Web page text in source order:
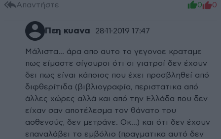
Απαντήστε 0 0
Πεη κυανα 28·11·2019 17:47
Μάλιστα... άρα απο αυτο το γεγονοε κραταμε
πως είμαστε σίγουροι ότι οι γιατροί δεν έχουν
δει πως είναι κάποιος που έχει προσβληθεί από
διφθερίτιδα (βιβλιογραφία, περιστατικα από
άλλες χώρες αλλά και από την Ελλάδα που δεν
είχαν σαν αποτέλεσμα τον θάνατο του
ασθενούς, δεν μετράνε. Οκ...) και ότι δεν έχουν
επαναλάβει το εμβόλιο (πραγματικα αυτό δεν